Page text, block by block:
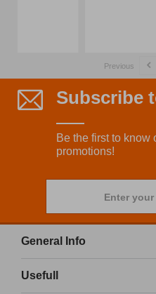
Previous
Subscribe
Be the first to know
promotions!
Enter your
General Info
Usefull